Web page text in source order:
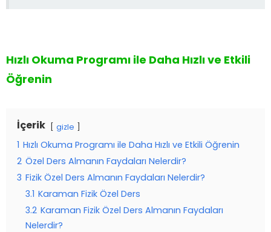
Hızlı Okuma Programı ile Daha Hızlı ve Etkili
Öğrenin
İçerik gizle
1 Hızlı Okuma Programı ile Daha Hızlı ve Etkili Öğrenin
2 Özel Ders Almanın Faydaları Nelerdir?
3 Fizik Özel Ders Almanın Faydaları Nelerdir?
3.1 Karaman Fizik Özel Ders
3.2 Karaman Fizik Özel Ders Almanın Faydaları
Nelerdir?